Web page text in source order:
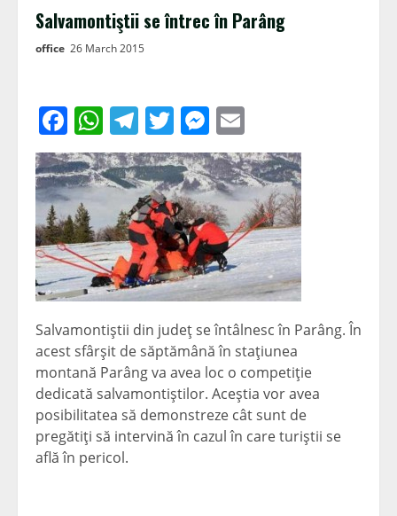
Salvamontiştii se întrec în Parâng
office 26 March 2015
Facebook
WhatsApp
Telegram
TwitterMessenger
Salvamontiştii din judeţ se întâlnesc în Parâng. În
acest sfârşit de săptămână în staţiunea
montană Parâng va avea loc o competiţie
dedicată salvamontiştilor. Aceştia vor avea
posibilitatea să demonstreze cât sunt de
pregătiţi să intervină în cazul în care turiştii se
află în pericol.